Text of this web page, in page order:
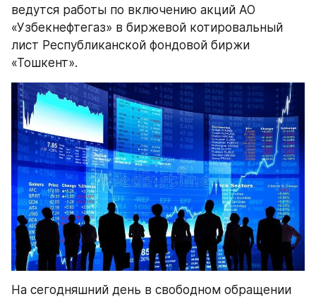
ведутся работы по включению акций АО
«Узбекнефтегаз» в биржевой котировальный
лист Республиканской фондовой биржи
«Тошкент».
На сегодняшний день в свободном обращении